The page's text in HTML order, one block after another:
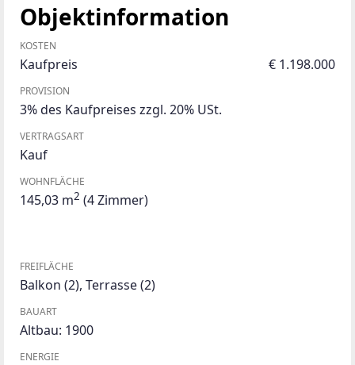
Objektinformation
KOSTEN
Kaufpreis € 1.198.000
PROVISION
3% des Kaufpreises zzgl. 20% USt.
VERTRAGSART
Kauf
WOHNFLÄCHE
145,03 m2 (4 Zimmer)
FREIFLÄCHE
Balkon (2), Terrasse(2)
BAUART
Altbau: 1900
ENERGIE